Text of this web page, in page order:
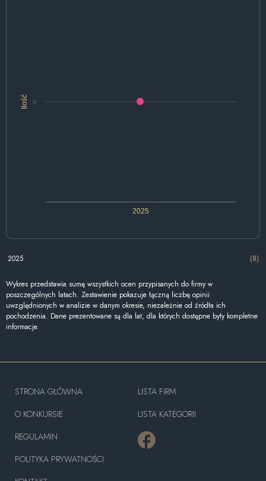
Ilość
2025
8
2025 (8)
Wykres przedstawia sumę wszystkich ocen przypisanych do firmy w
poszczególnych latach. Zestawienie pokazuje łączną liczbę opinii
uwzględnionych w analizie w danym okresie, niezależnie od źródła ich
pochodzenia. Dane prezentowane są dla lat, dla których dostępne były kompletne
informacje.
STRONA GŁÓWNA
O KONKURSIE
REGULAMIN
POLITYKA PRYWATNOŚCI
LISTA FIRM
LISTA KATEGORII